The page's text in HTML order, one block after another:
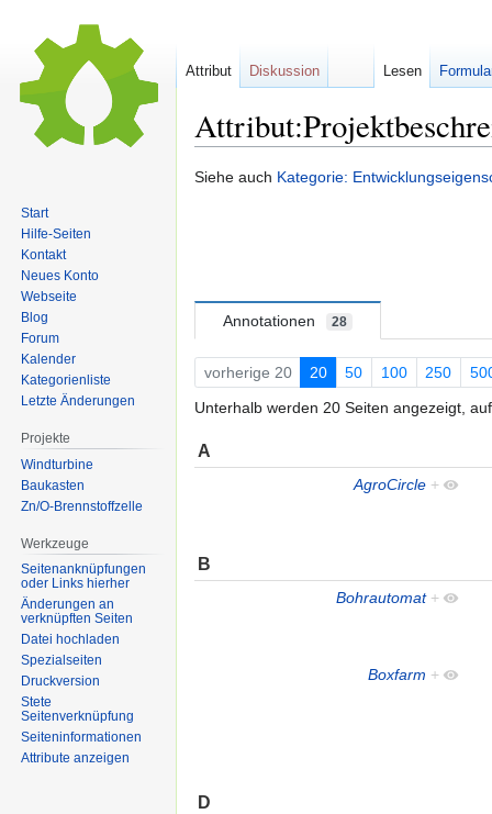
Zur
Zur
Siehe auch Kategorie:
Annotationen 28
vorherige 20 20 50 100 250
Unterhalb werden 20 Seiten angezeigt,
A
AgroCircle +
B
Bohrautomat +
Boxfarm +
D
Attribut Diskussion Lesen
Start
Hilfe-Seiten
Kontakt
Neues Konto
Webseite
Blog
Forum
Kalender
Kategorienliste
Letzte Änderungen
Projekte
Windturbine
Baukasten
Zn/O-Brennstoffzelle
Werkzeuge
Seitenanknüpfungen
oder Links hierher
Änderungen an
verknüpften Seiten
Datei hochladen
Spezialseiten
Druckversion
Stete
Seitenverknüpfung
Seiten­informationen
Attribute anzeigen